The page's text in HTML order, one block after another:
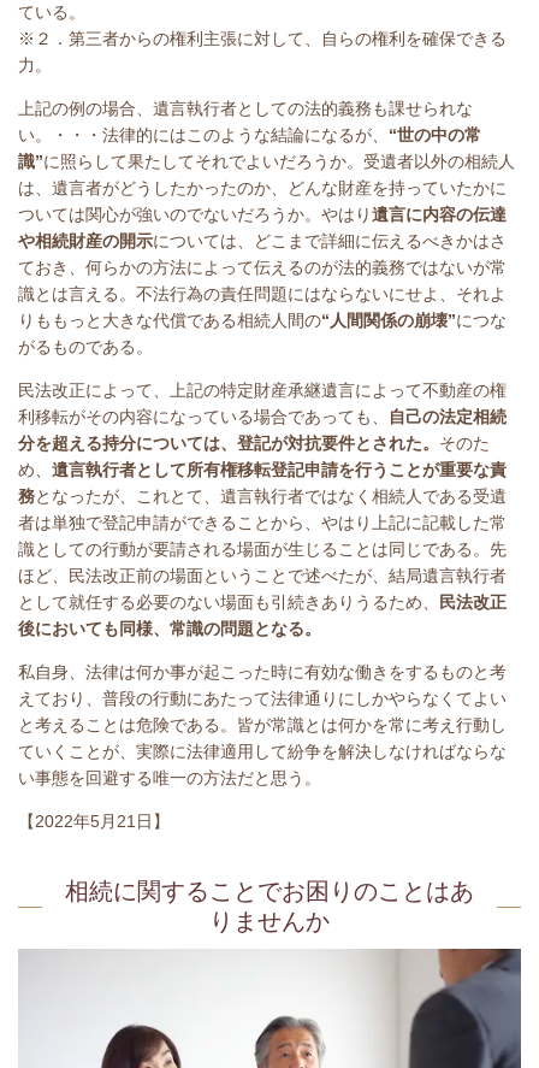
ている。
※２．第三者からの権利主張に対して、自らの権利を確保できる
力。
上記の例の場合、遺言執行者としての法的義務も課せられな
い。・・・法律的にはこのような結論になるが、 “世の中の常
識”に照らして果たしてそれでよいだろうか。受遺者以外の相続人
は、遺言者がどうしたかったのか、どんな財産を持っていたかに
ついては関心が強いのでないだろうか。やはり遺言に内容の伝達
や相続財産の開示については、どこまで詳細に伝えるべきかはさ
ておき、何らかの方法によって伝えるのが法的義務ではないが常
識とは言える。不法行為の責任問題にはならないにせよ、それよ
りももっと大きな代償である相続人間の“人間関係の崩壊”につな
がるものである。
民法改正によって、上記の特定財産承継遺言によって不動産の権
利移転がその内容になっている場合であっても、
自己の法定相続
分を超える持分については、登記が対抗要件とされた。 そのた
め、 遺言執行者として所有権移転登記申請を行うことが重要な責
務となったが、これとて、遺言執行者ではなく相続人である受遺
者は単独で登記申請ができることから、やはり上記に記載した常
識としての行動が要請される場面が生じることは同じである。先
ほど、民法改正前の場面ということで述べたが、結局遺言執行者
として就任する必要のない場面も引続きありうるため、
民法改正
後においても同様、常識の問題となる。
私自身、法律は何か事が起こった時に有効な働きをするものと考
えており、普段の行動にあたって法律通りにしかやらなくてよい
と考えることは危険である。皆が常識とは何かを常に考え行動し
ていくことが、実際に法律適用して紛争を解決しなければならな
い事態を回避する唯一の方法だと思う。
【2022年5月21日】
相続に関することでお困りのことはあ
りませんか